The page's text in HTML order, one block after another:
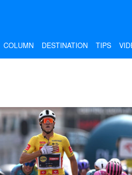
COLUMN DESTINATION TIPS